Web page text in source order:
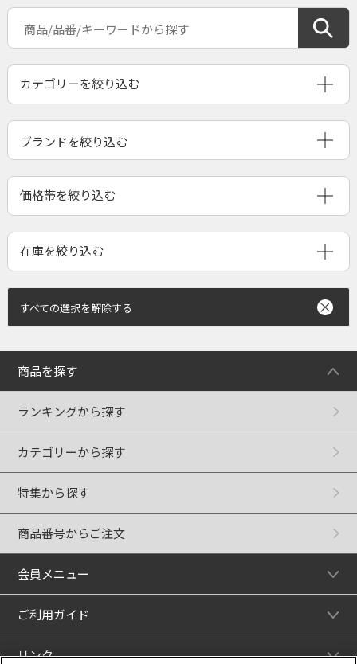
ブランドを絞り込む
すべての選択を解除する
商品を探す
ランキングから探す
カテゴリーから探す
特集から探す
商品番号からご注文
会員メニュー
ご利用ガイド
リンク